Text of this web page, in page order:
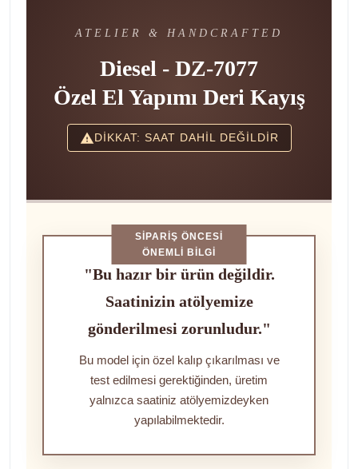
ATELIER & HANDCRAFTED
Diesel - DZ-7077
Özel El Yapımı Deri Kayış
DİKKAT: SAAT DAHİL DEĞİLDİR
SIPARIŞ ÖNCESI
ÖNEMLI BILGI
"Bu hazır bir ürün değildir.
Saatinizin atölyemize
gönderilmesi zorunludur."
Bu model için özel kalıp çıkarılması ve
test edilmesi gerektiğinden, üretim
yalnızca saatiniz atölyemizdeyken
yapılabilmektedir.